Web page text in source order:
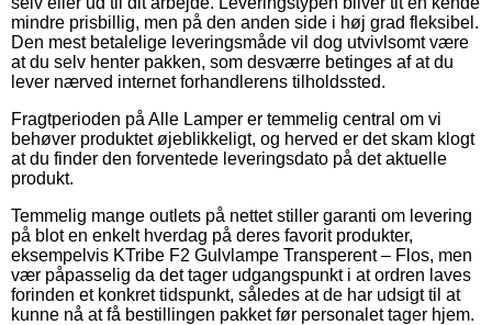
mindre prisbillig, men på den anden side i høj grad fleksibel.
Den mest betalelige leveringsmåde vil dog utvivlsomt være
at du selv henter pakken, som desværre betinges af at du
lever nærved internet forhandlerens tilholdssted.
Fragtperioden på Alle Lamper er temmelig central om vi
behøver produktet øjeblikkeligt, og herved er det skam klogt
at du finder den forventede leveringsdato på det aktuelle
produkt.
Temmelig mange outlets på nettet stiller garanti om levering
på blot en enkelt hverdag på deres favorit produkter,
eksempelvis KTribe F2 Gulvlampe Transperent – Flos, men
vær påpasselig da det tager udgangspunkt i at ordren laves
forinden et konkret tidspunkt, således at de har udsigt til at
kunne nå at få bestillingen pakket før personalet tager hjem.